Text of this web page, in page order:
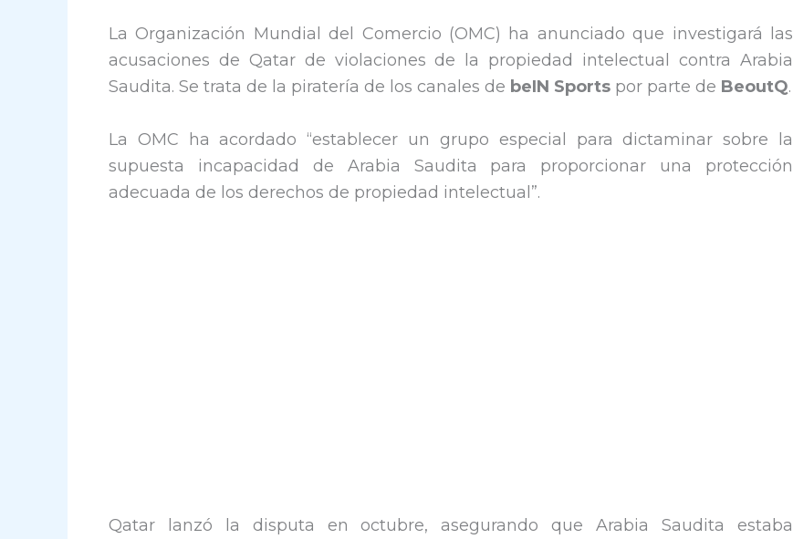
La Organización Mundial del Comercio (OMC) ha anunciado que investigará las
acusaciones de Qatar de violaciones de la propiedad intelectual contra Arabia
Saudita. Se trata de la piratería de los canales de beIN Sports por parte de BeoutQ.
La OMC ha acordado “establecer un grupo especial para dictaminar sobre la
supuesta incapacidad de Arabia Saudita para proporcionar una protección
adecuada de los derechos de propiedad intelectual”.
Qatar lanzó la disputa en octubre, asegurando que Arabia Saudita estaba